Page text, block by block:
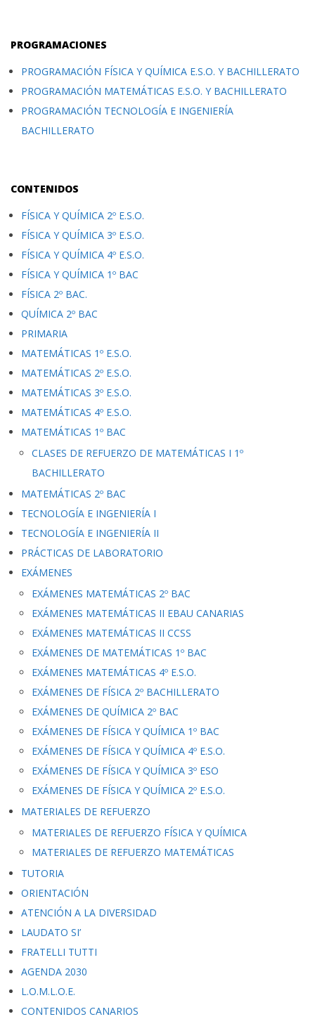
PROGRAMACIONES
PROGRAMACIÓN FÍSICA Y QUÍMICA E.S.O. Y BACHILLERATO
PROGRAMACIÓN MATEMÁTICAS E.S.O. Y BACHILLERATO
PROGRAMACIÓN TECNOLOGÍA E INGENIERÍA
BACHILLERATO
CONTENIDOS
FÍSICA Y QUÍMICA 2º E.S.O.
FÍSICA Y QUÍMICA 3º E.S.O.
FÍSICA Y QUÍMICA 4º E.S.O.
FÍSICA Y QUÍMICA 1º BAC
FÍSICA 2º BAC.
QUÍMICA 2º BAC
PRIMARIA
MATEMÁTICAS 1º E.S.O.
MATEMÁTICAS 2º E.S.O.
MATEMÁTICAS 3º E.S.O.
MATEMÁTICAS 4º E.S.O.
MATEMÁTICAS 1º BAC
CLASES DE REFUERZO DE MATEMÁTICAS I 1º
BACHILLERATO
MATEMÁTICAS 2º BAC
TECNOLOGÍA E INGENIERÍA I
TECNOLOGÍA E INGENIERÍA II
PRÁCTICAS DE LABORATORIO
EXÁMENES
EXÁMENES MATEMÁTICAS 2º BAC
EXÁMENES MATEMÁTICAS II EBAU CANARIAS
EXÁMENES MATEMÁTICAS II CCSS
EXÁMENES DE MATEMÁTICAS 1º BAC
EXÁMENES MATEMÁTICAS 4º E.S.O.
EXÁMENES DE FÍSICA 2º BACHILLERATO
EXÁMENES DE QUÍMICA 2º BAC
EXÁMENES DE FÍSICA Y QUÍMICA 1º BAC
EXÁMENES DE FÍSICA Y QUÍMICA 4º E.S.O.
EXÁMENES DE FÍSICA Y QUÍMICA 3º ESO
EXÁMENES DE FÍSICA Y QUÍMICA 2º E.S.O.
MATERIALES DE REFUERZO
MATERIALES DE REFUERZO FÍSICA Y QUÍMICA
MATERIALES DE REFUERZO MATEMÁTICAS
TUTORIA
ORIENTACIÓN
ATENCIÓN A LA DIVERSIDAD
LAUDATO SI’
FRATELLI TUTTI
AGENDA 2030
L.O.M.L.O.E.
CONTENIDOS CANARIOS